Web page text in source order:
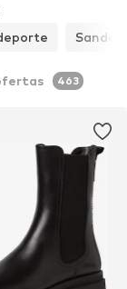
463